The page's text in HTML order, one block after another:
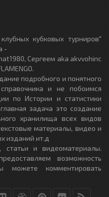
кубковых турниров"
-
Сергеем aka akvvohinc
подробного и понятного
справочника и не побоимся
по Истории и статистики
задача это создание
хранилища всех видов
материалы, видео и
изданий ит.д
статьи и видеоматериалы.
возможность
комментировать